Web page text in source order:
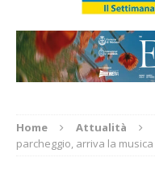
Home Attualità
parcheggio, arriva la musica